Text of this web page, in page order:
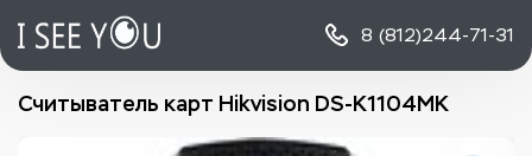
8 (812)244-71-31
Считыватель карт Hikvision DS-K1104MK